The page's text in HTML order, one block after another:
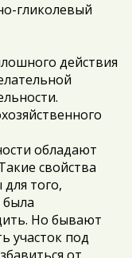
гликолевый
действия
обладают
свойства
того,
была
Но бывают
участок под